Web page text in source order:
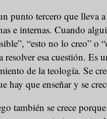
punto tercero que lleva
e internas. Cuando
“esto no lo creo” o
resolver esa cuestión. Es
de la teología. Se
hay que enseñar y se
también se crece